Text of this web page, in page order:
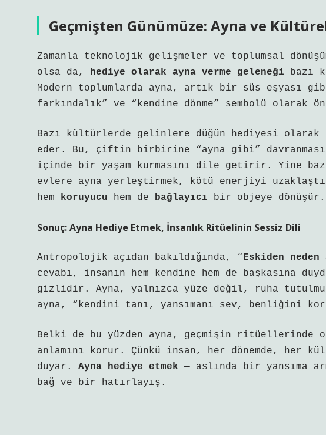
Geçmişten Günümüze: Ayna ve
Zamanla teknolojik gelişmeler ve toplumsal
olsa da, hediye olarak ayna verme geleneği bazı
Modern toplumlarda ayna, artık bir süs eşyası
farkındalık” ve “kendine dönme” sembolü olarak
Bazı kültürlerde gelinlere düğün hediyesi olarak
eder. Bu, çiftin birbirine “ayna gibi”
içinde bir yaşam kurmasını dile getirir. Yine
evlere ayna yerleştirmek, kötü enerjiyi
hem koruyucu hem de bağlayıcı bir objeye dönüşür.
Sonuç: Ayna Hediye Etmek, İnsanlık Ritüelinin Sessiz Dili
Antropolojik açıdan bakıldığında, “Eskiden
cevabı, insanın hem kendine hem de başkasına
gizlidir. Ayna, yalnızca yüze değil, ruha
ayna, “kendini tanı, yansımanı sev, benliğini
Belki de bu yüzden ayna, geçmişin ritüellerinde
anlamını korur. Çünkü insan, her dönemde, her
duyar. Ayna hediye etmek — aslında bir yansıma
bağ ve bir hatırlayış.